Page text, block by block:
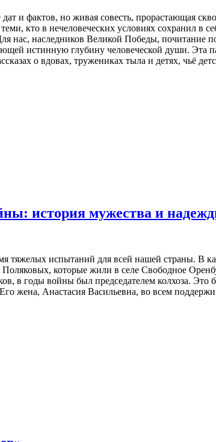
и фактов, но живая совесть, прорастающая
кто в нечеловеческих условиях сохранил в
нас, наследников Великой Победы, почитание
истинную глубину человеческой души. Эта
о вдовах, тружениках тыла и детях, чьё
история мужества и
тяжелых испытаний для всей нашей страны. В
Поляковых, которые жили в селе Свободное
в годы войны был председателем колхоза. Это
жена, Анастасия Васильевна, во всем